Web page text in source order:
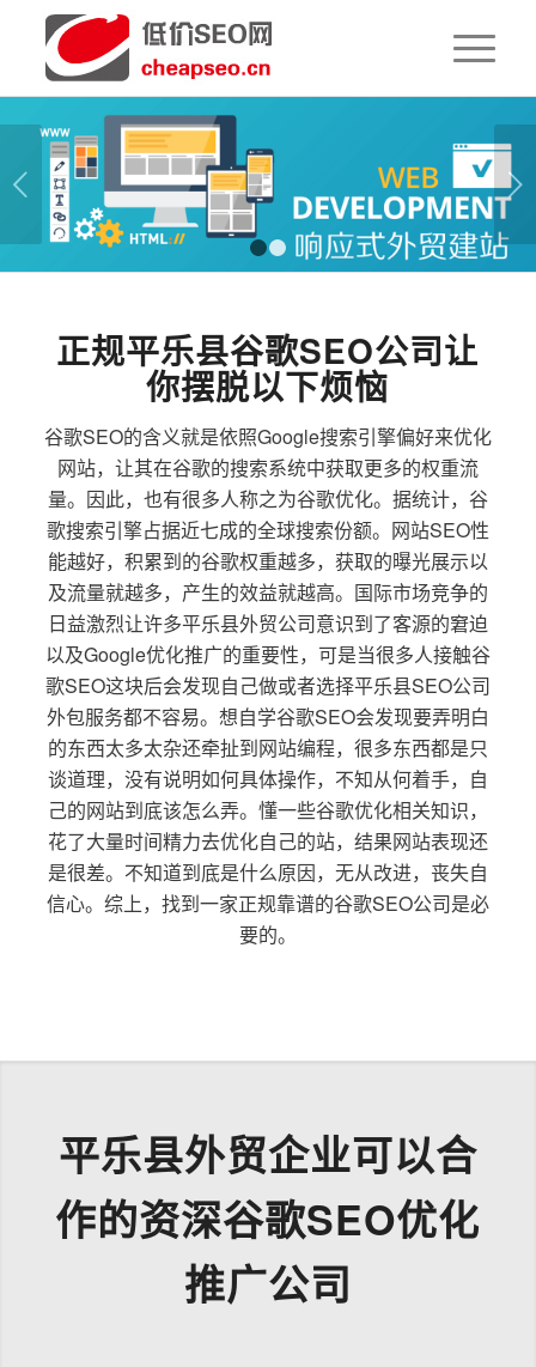
下一页
1 2
正规平乐县谷歌SEO公司让
你摆脱以下烦恼
谷歌SEO的含义就是依照Google搜索引擎偏好来优化
网站，让其在谷歌的搜索系统中获取更多的权重流
量。因此，也有很多人称之为谷歌优化。据统计，谷
歌搜索引擎占据近七成的全球搜索份额。网站SEO性
能越好，积累到的谷歌权重越多，获取的曝光展示以
及流量就越多，产生的效益就越高。国际市场竞争的
日益激烈让许多平乐县外贸公司意识到了客源的窘迫
以及Google优化推广的重要性，可是当很多人接触谷
歌SEO这块后会发现自己做或者选择平乐县SEO公司
外包服务都不容易。想自学谷歌SEO会发现要弄明白
的东西太多太杂还牵扯到网站编程，很多东西都是只
谈道理，没有说明如何具体操作，不知从何着手，自
己的网站到底该怎么弄。懂一些谷歌优化相关知识，
花了大量时间精力去优化自己的站，结果网站表现还
是很差。不知道到底是什么原因，无从改进，丧失自
信心。综上，找到一家正规靠谱的谷歌SEO公司是必
要的。
平乐县外贸企业可以合
作的资深谷歌SEO优化
推广公司